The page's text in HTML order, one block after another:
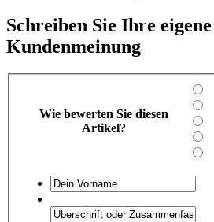
Schreiben Sie Ihre eigene
Kundenmeinung
Wie bewerten Sie diesen
Artikel?